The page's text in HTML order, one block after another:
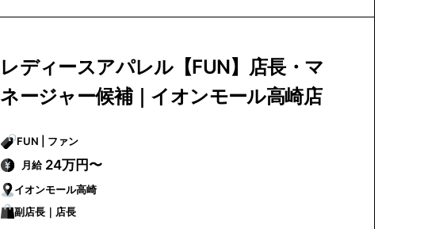
レディースアパレル【FUN】店長・マ
ネージャー候補｜イオンモール高崎店
FUN | ファン
月給 24万円〜
イオンモール高崎
副店長｜店長